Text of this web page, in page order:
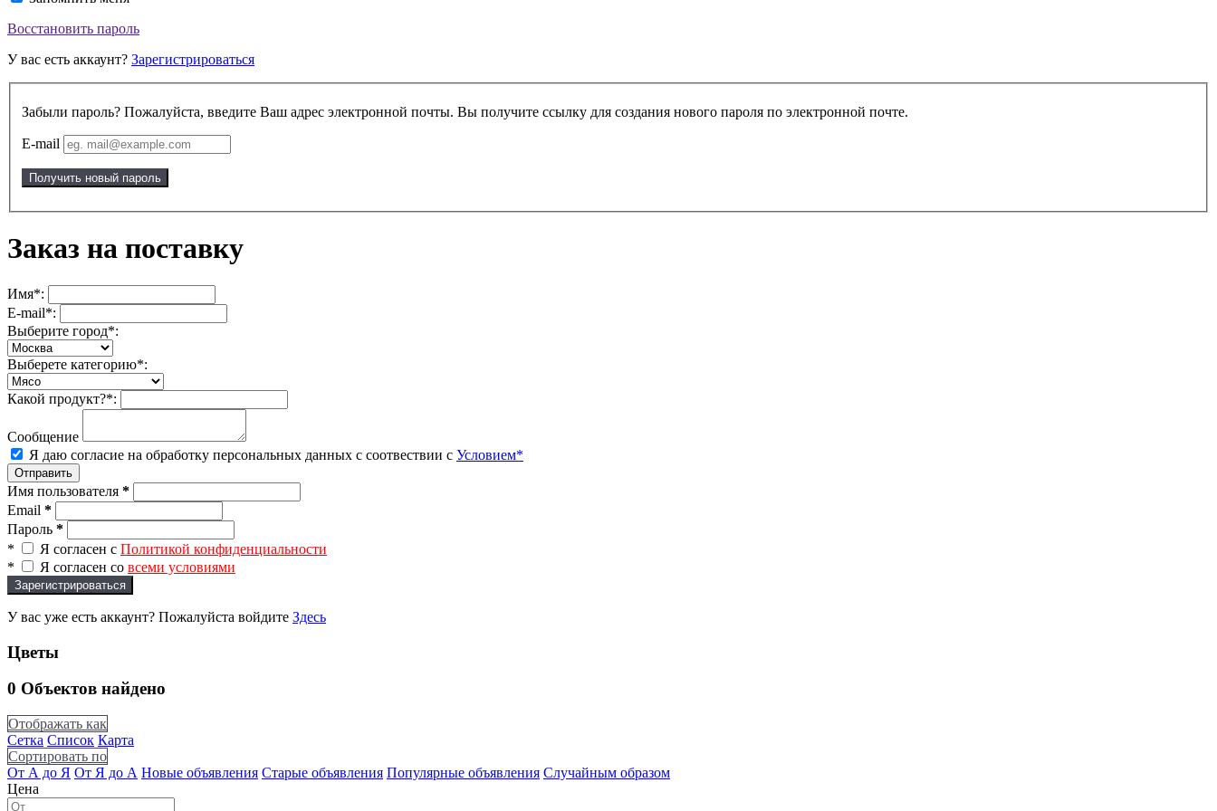
Восстановить пароль
У вас есть аккаунт? Зарегистрироваться
Забыли пароль? Пожалуйста, введите Ваш адрес электронной почты. Вы получите ссылку для создания нового пароля по электронной почте.
E-mail
Получить новый пароль
Заказ на поставку
Имя*:
E-mail*:
Выберите город*:
Выберете категорию*:
Какой продукт?*:
Сообщение
Я даю согласие на обработку персональных данных с соотвествии с Условием*
Отправить
Имя пользователя *
Email *
Пароль *
*
Я согласен с Политикой конфиденциальности
*
Я согласен со всеми условиями
Зарегистрироваться
У вас уже есть аккаунт? Пожалуйста войдите Здесь
Цветы
0 Объектов найдено
Отображать как
Сетка Список Карта
Сортировать по
От А до Я От Я до А Новые объявления Старые объявления Популярные объявления Случайным образом
Цена